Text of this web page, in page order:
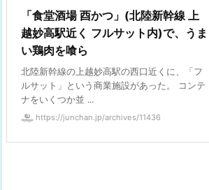
「食堂酒場 酉かつ」(北陸新幹線 上
越妙高駅近く フルサット内)で、うま
い鶏肉を喰ら
北陸新幹線の上越妙高駅の西口近くに、「フ
ルサット」という商業施設があった。 コンテ
ナをいくつか並 ...
https://junchan.jp/archives/11436